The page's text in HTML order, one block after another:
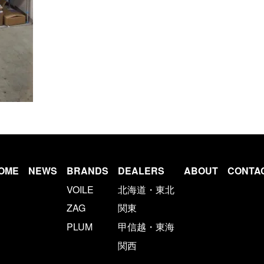
NEWS
BRANDS
VOILE
ZAG
PLUM
DEALERS
北海道・東北
関東
甲信越・東海
関西
ABOUT